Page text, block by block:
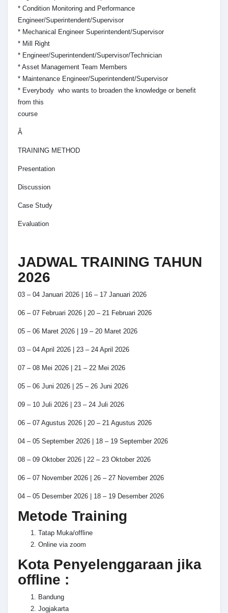
* Condition Monitoring and Performance
Engineer/Superintendent/Supervisor
* Mechanical Engineer Superintendent/Supervisor
* Mill Right
* Engineer/Superintendent/Supervisor/Technician
* Asset Management Team Members
* Maintenance Engineer/Superintendent/Supervisor
* Everybody who wants to broaden the knowledge or benefit
from this
course
Â
TRAINING METHOD
Presentation
Discussion
Case Study
Evaluation
JADWAL TRAINING TAHUN
2026
03 – 04 Januari 2026 | 16 – 17 Januari 2026
06 – 07 Februari 2026 | 20 – 21 Februari 2026
05 – 06 Maret 2026 | 19 – 20 Maret 2026
03 – 04 April 2026 | 23 – 24 April 2026
07 – 08 Mei 2026 | 21 – 22 Mei 2026
05 – 06 Juni 2026 | 25 – 26 Juni 2026
09 – 10 Juli 2026 | 23 – 24 Juli 2026
06 – 07 Agustus 2026 | 20 – 21 Agustus 2026
04 – 05 September 2026 | 18 – 19 September 2026
08 – 09 Oktober 2026 | 22 – 23 Oktober 2026
06 – 07 November 2026 | 26 – 27 November 2026
04 – 05 Desember 2026 | 18 – 19 Desember 2026
Metode Training
Tatap Muka/offline
Online via zoom
Kota Penyelenggaraan jika
offline :
Bandung
Jogjakarta